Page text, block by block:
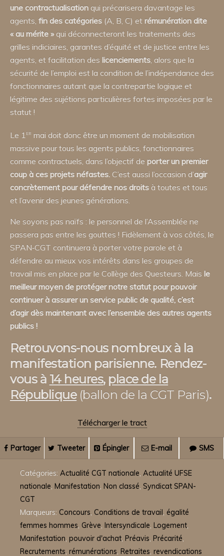
une contractualisation qui précarisera davantage les
agents, fin des catégories (A, B, C) et rémunération dite
« au mérite »qui déconnecteront les traitements des
grilles indiciaires, garantes d’équité et de justice entre les
agents, et facilitation des licenciements, alors que la
sécurité de l’emploi est la condition de l’indépendance des
fonctionnaires autant que la contrepartie logique et
légitime des sujétions particulières fortes imposées par le
statut !
Le 1er mai doit donc être un moment de mobilisation
massive pour tous les agents publics, fonctionnaires
comme contractuels, dans l’objectif de porter un premier
coup à ces projets néfastes. C’est aussi l’occasion d’agir
concrètement pour défendre nos droits à toutes et tous
et l’avenir des jeunes générations.
Ne soyons pas naïfs : le personnel de l’Assemblée ne
passera pas entre les gouttes ! Fidèlement à vos côtés, le
SPAN‑CGT continuera à porter votre parole et à
défendre au mieux vos intérêts dans les groupes de
travail mis en place par le Collège des Questeurs. Mais le
meilleur moyen de protéger notre statut pour pouvoir
continuer à assurer un service public de qualité, c’est
d’agir dès maintenant avec l’ensemble des autres agents
publics !
Retrouvons-nous nombreux à la
manifestation parisienne. Rendez-
vous à 14 heures, place de la
République(ballon de la CGT Paris).
Télécharger le tract
Partager Tweeter Épingler E-mail SMS
Catégories: Actualité CGT nationale, Actualité UFSE
nationale, Manifestation, Non classé, Syndicat SPAN-
CGT
Marqueurs: Concours, Conditions de travail , égalité
femmes hommes, Grève, Intersyndicale, Logement,
Manifestation, pouvoir d'achat, Préavis, Précarité,
Recrutements, rémunérations, Retraites, revendications